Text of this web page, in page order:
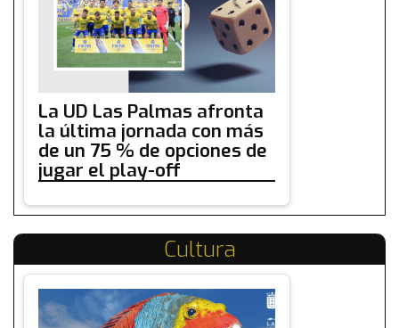
La UD Las Palmas afronta
la última jornada con más
de un 75 % de opciones de
jugar el play-off
Cultura